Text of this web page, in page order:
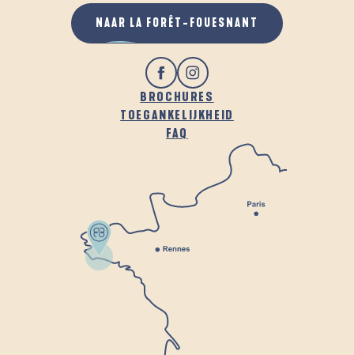
BROCHURES
TOEGANKELIJKHEID
FAQ
NAAR LA FORÊT-FOUESNANT